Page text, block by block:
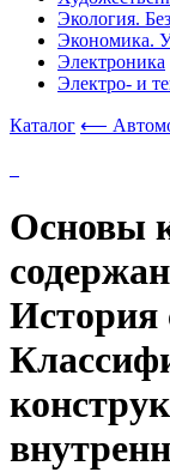
Экология.
Экономика.
Электроника
Электро- и
Каталог ⟵
Основы
История